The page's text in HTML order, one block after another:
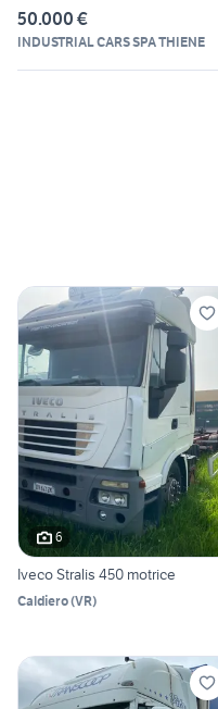
50.000 €
INDUSTRIAL CARS SPA THIENE
6
Iveco Stralis 450 motrice
Caldiero(VR)